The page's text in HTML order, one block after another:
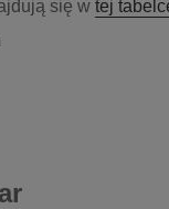
się w tej